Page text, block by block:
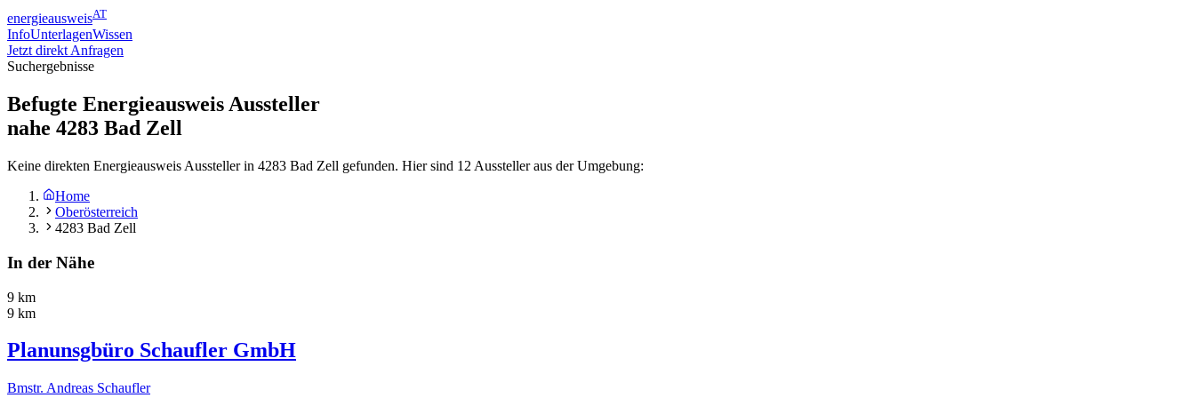
energieausweisAT
InfoUnterlagenWissen
Jetzt direkt Anfragen
Suchergebnisse
Befugte Energieausweis Aussteller
nahe 4283 Bad Zell
Keine direkten Energieausweis Aussteller in 4283 Bad Zell gefunden. Hier sind 12 Aussteller aus der Umgebung:
Home
Oberösterreich
4283 Bad Zell
In der Nähe
9 km
9 km
Planunsgbüro Schaufler GmbH
Bmstr. Andreas Schaufler